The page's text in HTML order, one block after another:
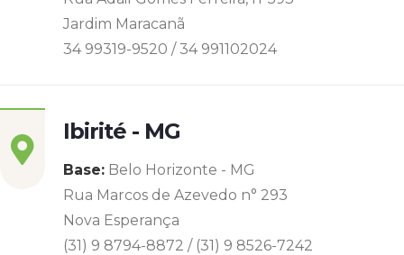
Jardim Maracanã
34 99319-9520 / 34 991102024
Ibirité - MG
Base: Belo Horizonte - MG
Rua Marcos de Azevedo n° 293
Nova Esperança
(31) 9 8794-8872 / (31) 9 8526-7242